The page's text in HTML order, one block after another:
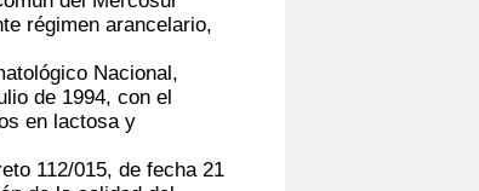
régimen arancelario,
Nacional,
de 1994, con el
en lactosa y
112/015, de fecha 21